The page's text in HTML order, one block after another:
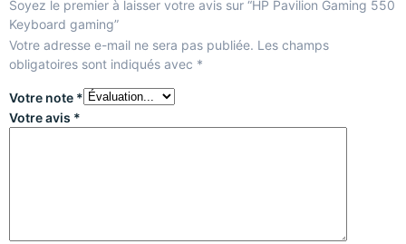
Soyez le premier à laisser votre avis sur “HP Pavilion Gaming 550
Keyboard gaming”
Votre adresse e-mail ne sera pas publiée. Les champs
obligatoires sont indiqués avec *
Votre note *
Votre avis *